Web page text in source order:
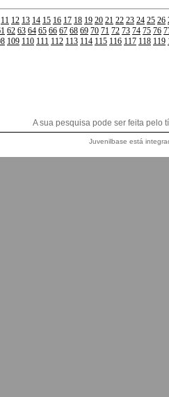
11 12 13 14 15 16 17 18 19 20 21 22 23 24 25 26
62 63 64 65 66 67 68 69 70 71 72 73 74 75 76
109 110 111 112 113 114 115 116 117 118 119
A sua pesquisa pode ser feita pelo
Juvenilbase está